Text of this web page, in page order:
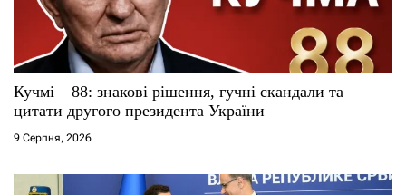
с
і
в
Кучмі – 88: знакові рішення, гучні скандали та
цитати другого президента України
9 Серпня, 2026